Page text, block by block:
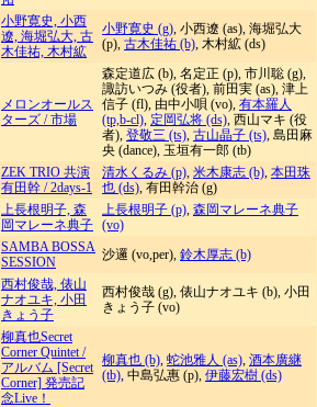
小野寛史, 小西
遼, 海堀弘大, 古
木佳祐, 木村絋
小野寛史 (g), 小西遼 (as), 海堀弘大
(p), 古木佳祐 (b), 木村絋 (ds)
メロンオールス
ターズ / 市場
森定道広 (b), 名定正 (p), 市川聡 (g),
諏訪いつみ (役者), 前田実 (as), 津上
信子 (fl), 由中小唄 (vo), 有本羅人
(tp,b-cl), 定岡弘将 (ds), 西山マキ (役
者), 登敬三 (ts), 古山晶子 (ts), 島田麻
央 (dance), 玉垣有一郎 (tb)
ZEK TRIO 共演
有田幹 / 2days-1
清水くるみ (p), 米木康志 (b), 本田珠
也 (ds), 有田幹治 (g)
上長根明子, 森
岡マレーネ典子
上長根明子 (p), 森岡マレーネ典子
(vo)
SAMBA BOSSA
SESSION
沙邏 (vo,per), 鈴木厚志 (b)
西村俊哉, 俵山
ナオユキ, 小田
きょう子
西村俊哉 (g), 俵山ナオユキ (b), 小田
きょう子 (vo)
柳真也Secret
Corner Quintet /
アルバム [Secret
Corner] 発売記
念Live！
柳真也 (b), 蛇池雅人 (as), 酒本廣継
(tb), 中島弘惠 (p), 伊藤宏樹 (ds)